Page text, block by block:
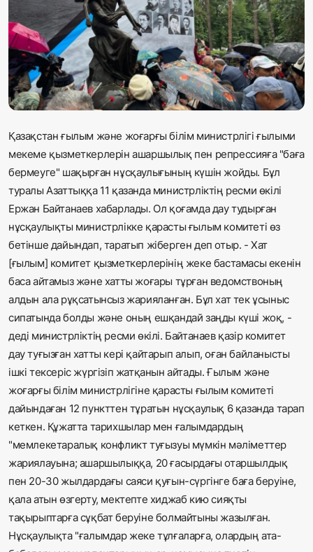
Жаңалықтар
Қоғам
Спорт
Әлем
Журналистік зерттеу
Қазақ тілі
Қазақстан ғылым және жоғарғы білім министрлігі ғылыми
мекеме қызметкерлерін ашаршылық пен репрессияға "баға
бермеуге" шақырған нұсқаулығының күшін жойды. Бұл
туралы Азаттыққа 11 қазанда министрліктің ресми өкілі
Ержан Байтанаев хабарлады. Ол қоғамда дау тудырған
нұсқаулықты министрлікке қарасты ғылым комитеті өз
бетінше дайындап, таратып жіберген деп отыр. - Хат
[ғылым] комитет қызметкерлерінің жеке бастамасы екенін
баса айтамыз және хатты жоғары тұрған ведомствоның
алдын ала рұқсатынсыз жарияланған. Бұл хат тек ұсыныс
сипатында болды және оның ешқандай заңды күші жоқ, -
деді министрліктің ресми өкілі. Байтанаев қазір комитет
дау туғызған хатты кері қайтарып алып, оған байланысты
ішкі тексеріс жүргізіп жатқанын айтады. Ғылым және
жоғарғы білім министрлігіне қарасты ғылым комитеті
дайындаған 12 пункттен тұратын нұсқаулық 6 қазанда тарап
кеткен. Құжатта тарихшылар мен ғалымдардың
"мемлекетаралық конфликт туғызуы мүмкін мәліметтер
жариялауына; ашаршылыққа, 20 ғасырдағы отаршылдық
пен 20-30 жылдардағы саяси қуғын-сүргінге баға беруіне,
қала атын өзгерту, мектепте хиджаб кию сияқты
тақырыптарға сұқбат беруіне болмайтыны жазылған.
Нұсқаулықта "ғалымдар жеке тұлғаларға, олардың ата-